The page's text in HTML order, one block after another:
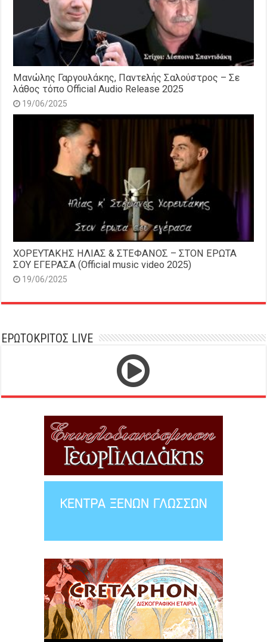
Μανώλης Γαργουλάκης, Παντελής Σαλούστρος – Σε
λάθος τόπο Official Audio Release 2025
19/06/2025
ΧΟΡΕΥΤΑΚΗΣ ΗΛΙΑΣ & ΣΤΕΦΑΝΟΣ – ΣΤΟΝ ΕΡΩΤΑ
ΣΟΥ ΕΓΕΡΑΣΑ (Official music video 2025)
19/06/2025
ΕΡΩΤΟΚΡΙΤΟΣ LIVE